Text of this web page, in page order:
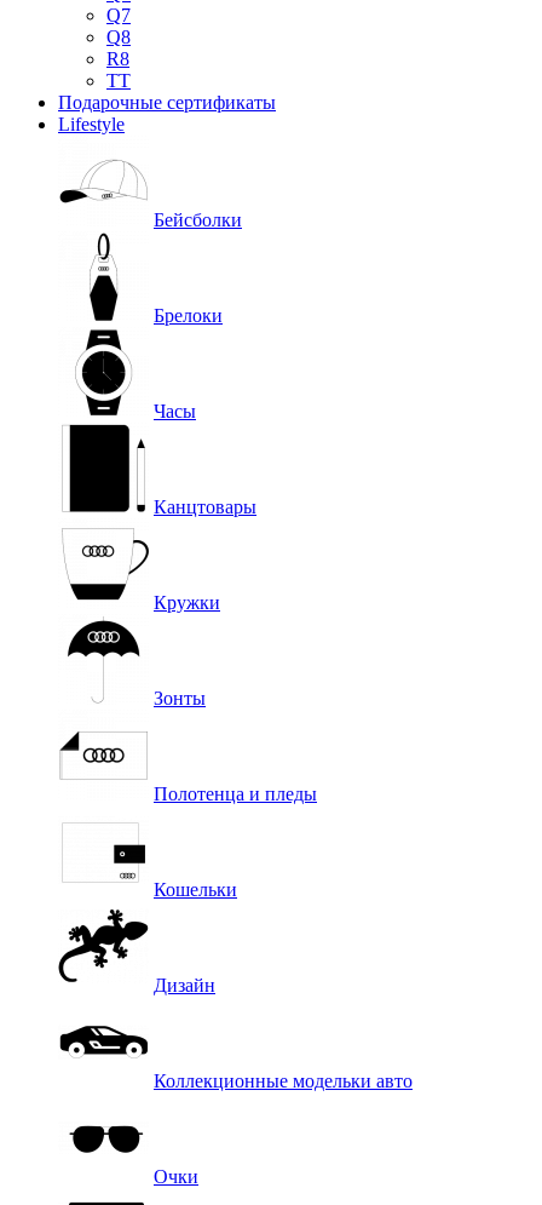
Q7
Q8
R8
TT
Подарочные сертификаты
Lifestyle
Бейсболки
Брелоки
Часы
Канцтовары
Кружки
Зонты
Полотенца и пледы
Кошельки
Дизайн
Коллекционные модельки авто
Очки